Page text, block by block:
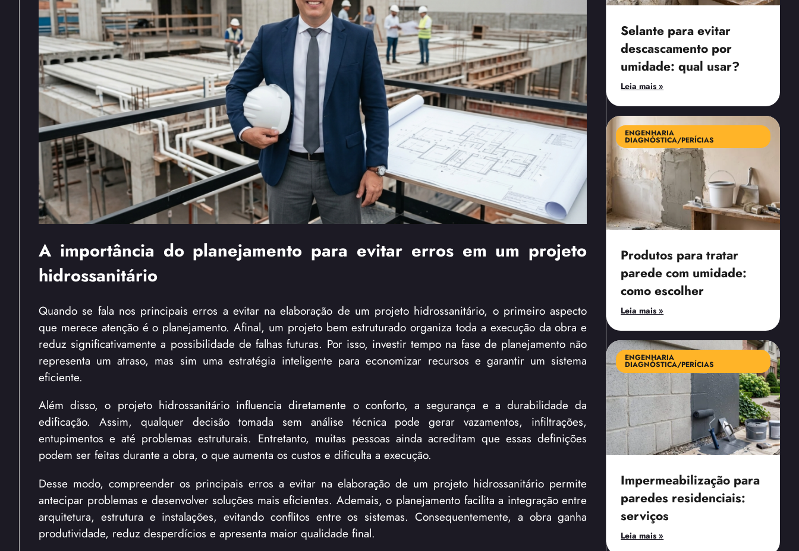
A importância do planejamento para evitar erros em um projeto
hidrossanitário
Quando se fala nos principais erros a evitar na elaboração de um projeto hidrossanitário, o primeiro aspecto
que merece atenção é o planejamento. Afinal, um projeto bem estruturado organiza toda a execução da obra e
reduz significativamente a possibilidade de falhas futuras. Por isso, investir tempo na fase de planejamento não
representa um atraso, mas sim uma estratégia inteligente para economizar recursos e garantir um sistema
eficiente.
Além disso, o projeto hidrossanitário influencia diretamente o conforto, a segurança e a durabilidade da
edificação. Assim, qualquer decisão tomada sem análise técnica pode gerar vazamentos, infiltrações,
entupimentos e até problemas estruturais. Entretanto, muitas pessoas ainda acreditam que essas definições
podem ser feitas durante a obra, o que aumenta os custos e dificulta a execução.
Desse modo, compreender os principais erros a evitar na elaboração de um projeto hidrossanitário permite
antecipar problemas e desenvolver soluções mais eficientes. Ademais, o planejamento facilita a integração entre
arquitetura, estrutura e instalações, evitando conflitos entre os sistemas. Consequentemente, a obra ganha
produtividade, reduz desperdícios e apresenta maior qualidade final.
Selante para evitar
descascamento por
umidade: qual usar?
Leia mais »
ENGENHARIA
DIAGNÓSTICA/PERÍCIAS
Produtos para tratar
parede com umidade:
como escolher
Leia mais »
ENGENHARIA
DIAGNÓSTICA/PERÍCIAS
Impermeabilização para
paredes residenciais:
serviços
Leia mais »